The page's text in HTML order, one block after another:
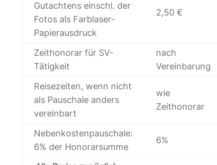
Gutachtens einschl. der
Fotos als Farblaser-
Papierausdruck
2,50 €
Zeithonorar für SV-
Tätigkeit
nach
Vereinbarung
Reisezeiten, wenn nicht
als Pauschale anders
vereinbart
wie
Zeithonorar
Nebenkostenpauschale:
6% der Honorarsumme
6%